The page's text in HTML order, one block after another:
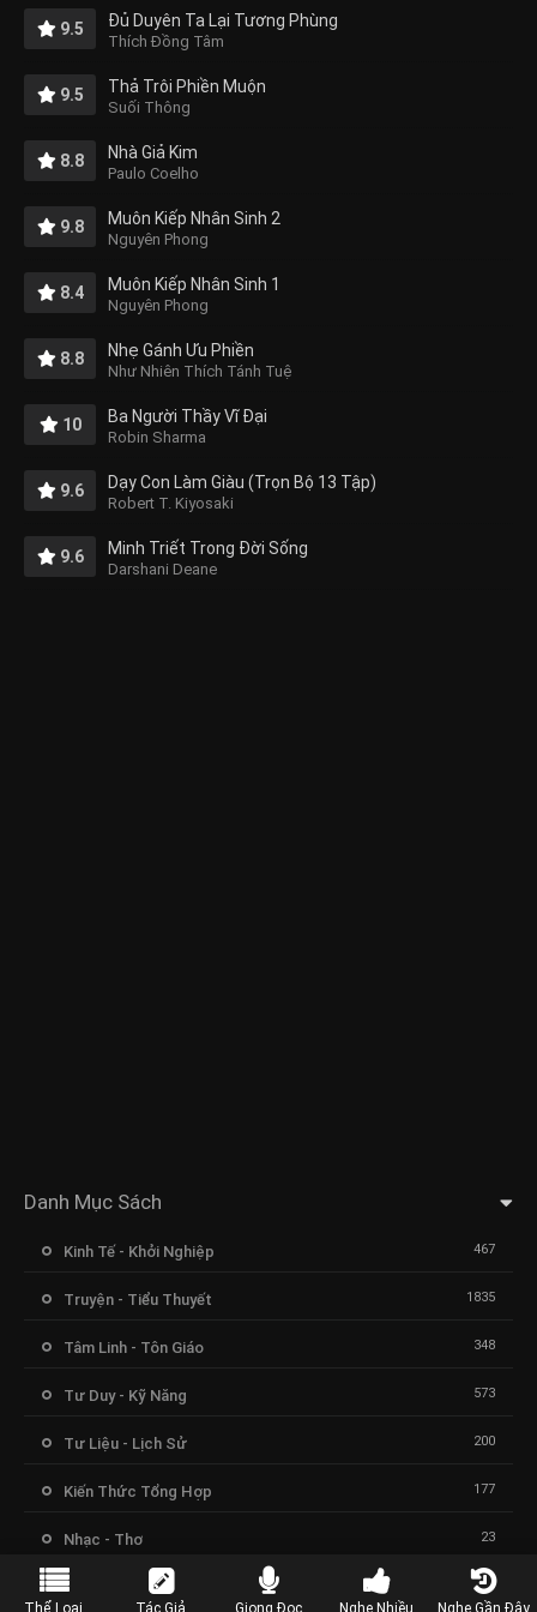
9.5 Đủ Duyên Ta Lại Tương Phùng
Thích Đồng Tâm
9.5 Thả Trôi Phiền Muộn
Suối Thông
8.8 Nhà Giả Kim
Paulo Coelho
9.8 Muôn Kiếp Nhân Sinh 2
Nguyên Phong
8.4 Muôn Kiếp Nhân Sinh 1
Nguyên Phong
8.8 Nhẹ Gánh Ưu Phiền
Như Nhiên Thích Tánh Tuệ
10 Ba Người Thầy Vĩ Đại
Robin Sharma
9.6 Dạy Con Làm Giàu (Trọn Bộ 13 Tập)
Robert T. Kiyosaki
9.6 Minh Triết Trong Đời Sống
Darshani Deane
Danh Mục Sách
Kinh Tế - Khởi Nghiệp 467
Truyện - Tiểu Thuyết 1835
Tâm Linh - Tôn Giáo 348
Tư Duy - Kỹ Năng 573
Tư Liệu - Lịch Sử 200
Kiến Thức Tổng Hợp 177
Nhạc - Thơ 23
Thể Loại Tác Giả Giọng Đọc Nghe Nhiều Nghe Gần Đây